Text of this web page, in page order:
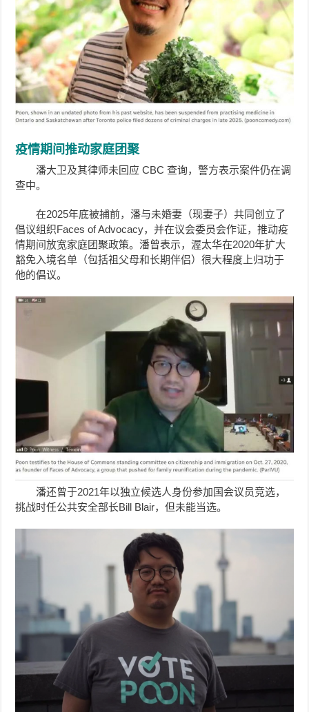
疫情期间推动家庭团聚
潘大卫及其律师未回应 CBC 查询，警方表示案件仍在调
查中。
在2025年底被捕前，潘与未婚妻（现妻子）共同创立了
倡议组织Faces of Advocacy，并在议会委员会作证，推动疫
情期间放宽家庭团聚政策。潘曾表示，渥太华在2020年扩大
豁免入境名单（包括祖父母和长期伴侣）很大程度上归功于
他的倡议。
潘还曾于2021年以独立候选人身份参加国会议员竞选，
挑战时任公共安全部长Bill Blair，但未能当选。